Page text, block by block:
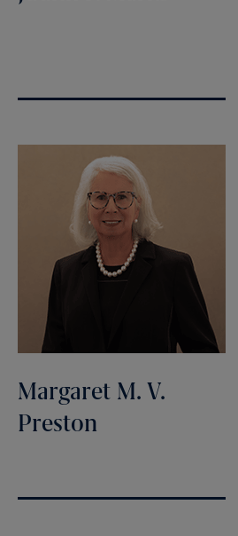
Margaret M. V.
Preston